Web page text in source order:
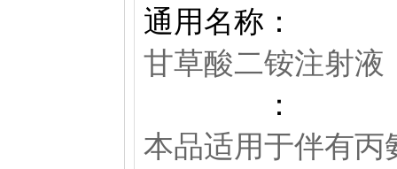
通用名称：
甘草酸二铵注射液
：
本品适用于伴有丙